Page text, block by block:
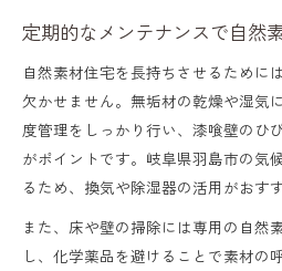
定期的なメンテナンスで自然
自然素材住宅を長持ちさせるために
欠かせません。無垢材の乾燥や湿気
度管理をしっかり行い、漆喰壁のひ
がポイントです。岐阜県羽島市の気
るため、換気や除湿器の活用がおす
また、床や壁の掃除には専用の自然
し、化学薬品を避けることで素材の